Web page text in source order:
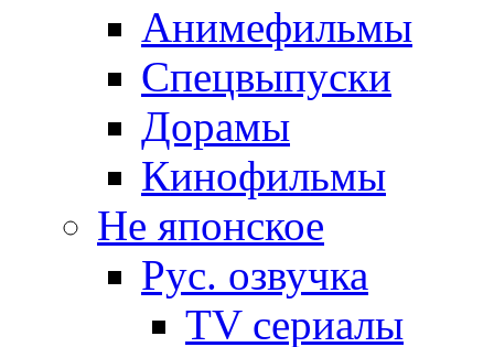
Анимефильмы
Спецвыпуски
Дорамы
Кинофильмы
Не японское
Рус. озвучка
TV сериалы